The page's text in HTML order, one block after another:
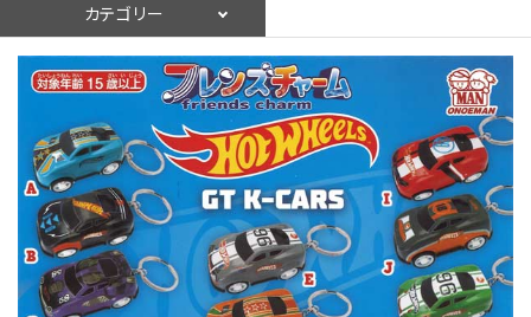
カテゴリー
ログイン 会員登録
入荷スケジュールをチェック
カプセルトイマシン本体
カプセルトイ